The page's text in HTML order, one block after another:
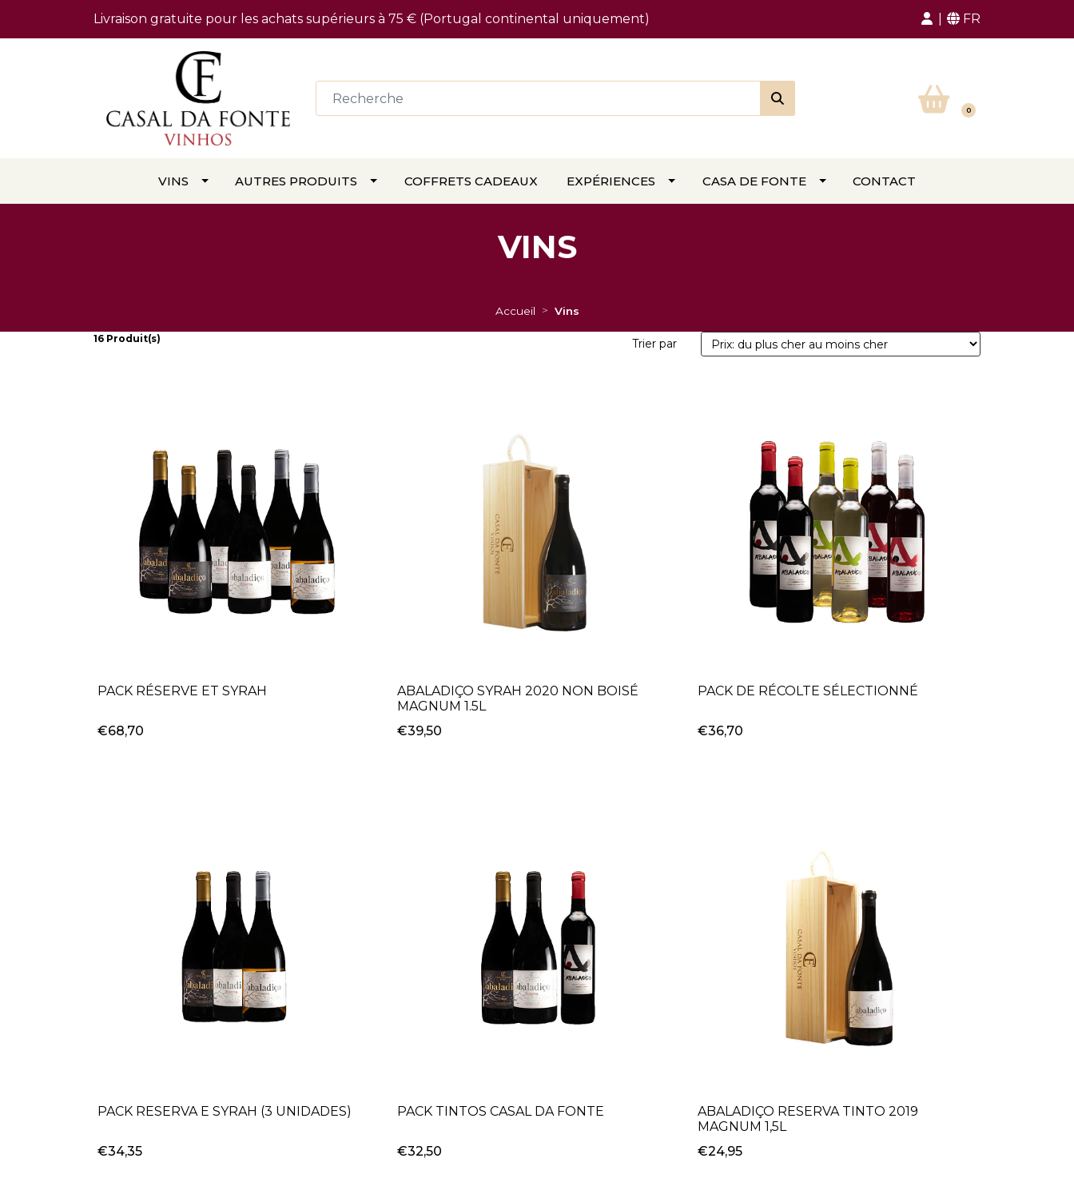
Livraison gratuite pour les achats supérieurs à 75 € (Portugal continental uniquement) FR
0
VINS AUTRES PRODUITS COFFRETS CADEAUX EXPÉRIENCES CASA DE FONTE CONTACT
VINS
Accueil Vins
16 Produit(s) Trier par
PACK RÉSERVE ET SYRAH
€68,70
ABALADIÇO SYRAH 2020 NON BOISÉ
MAGNUM 1.5L
€39,50
PACK DE RÉCOLTE SÉLECTIONNÉ
€36,70
PACK RESERVA E SYRAH (3 UNIDADES)
€34,35
PACK TINTOS CASAL DA FONTE
€32,50
ABALADIÇO RESERVA TINTO 2019
MAGNUM 1,5L
€24,95